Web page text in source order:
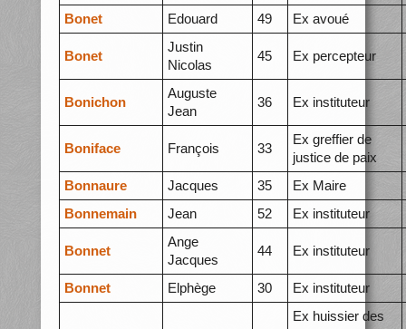
Bonet
Edouard 49 Ex avoué
Bonet
Justin
Nicolas
45 Ex percepteur
Bonichon
Auguste
Jean
36 Ex instituteur
Boniface François 33
Ex greffier de
justice de paix
Bonnaure
Jacques 35
Ex Maire
Bonnemain
Jean 52 Ex instituteur
Bonnet
Ange
Jacques
44 Ex instituteur
Bonnet Elphège 30 Ex instituteur
Ex huissier des